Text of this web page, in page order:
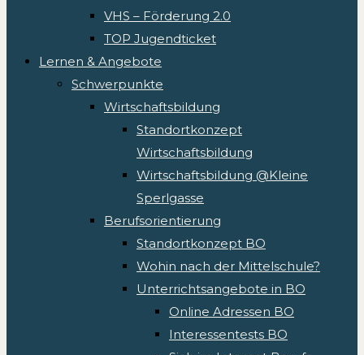
VHS – Förderung 2.0
TOP Jugendticket
Lernen & Angebote
Schwerpunkte
Wirtschaftsbildung
Standortkonzept
Wirtschaftsbildung
Wirtschaftsbildung @Kleine
Sperlgasse
Berufsorientierung
Standortkonzept BO
Wohin nach der Mittelschule?
Unterrichtsangebote in BO
Online Adressen BO
Interessentests BO